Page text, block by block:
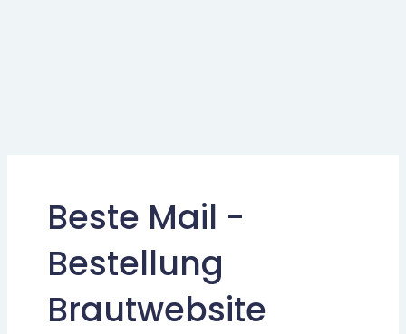
Beste Mail -
Bestellung
Brautwebsite